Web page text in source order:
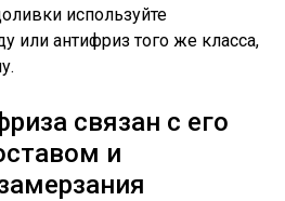
используйте
или антифриз того же класса,
связан с его
и